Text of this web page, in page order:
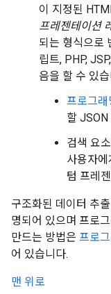
이 지정된
프레젠테이션
되는 형식으로
립트, PHP,
음을 할 수 있
프로그래
할 JSON
검색 요소
사용자
텀 프레
구조화된 데이터 추
명되어 있으며 프로
만드는 방법은 프로
어 있습니다.
맨 위로